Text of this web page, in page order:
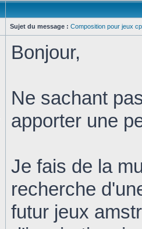
Sujet du message : Composition pour jeux
Bonjour,
Ne sachant
apporter une
Je fais de la
recherche
futur jeux